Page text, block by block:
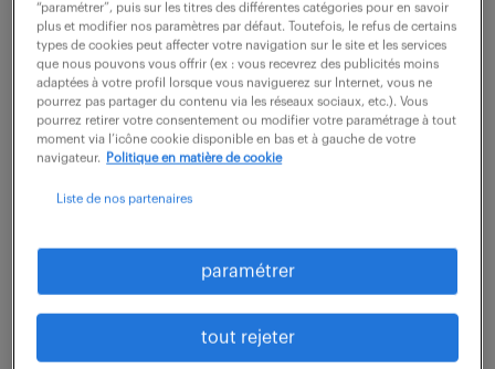
créer une alerte
partagez-nous
votre CV !
Boostez votre visibilité auprès de nos recruteurs
en postulant par candidature spontanée.
“paramétrer”, puis sur les titres des différentes catégories pour en savoir
plus et modifier nos paramètres par défaut. Toutefois, le refus de certains
types de cookies peut affecter votre navigation sur le site et les services
que nous pouvons vous offrir (ex : vous recevrez des publicités moins
adaptées à votre profil lorsque vous naviguerez sur Internet, vous ne
pourrez pas partager du contenu via les réseaux sociaux, etc.). Vous
pourrez retirer votre consentement ou modifier votre paramétrage à tout
moment via l’icône cookie disponible en bas et à gauche de votre
navigateur.
Politique en matière de cookie
Liste de nos partenaires
paramétrer
tout rejeter